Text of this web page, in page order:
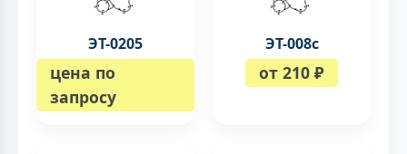
ЭТ-0205
цена по
запросу
ЭТ-008c
от 210 ₽